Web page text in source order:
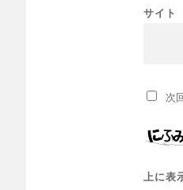
サイト
次
上に表